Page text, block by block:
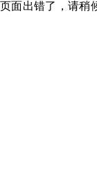
页面出错了，请稍